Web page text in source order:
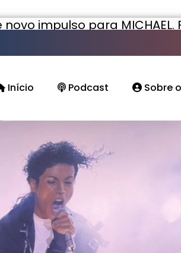
Início
Podcast Sobre
novo impulso para